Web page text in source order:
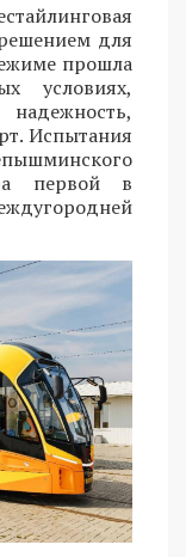
для
прошла
условиях,
Испытания
первой в